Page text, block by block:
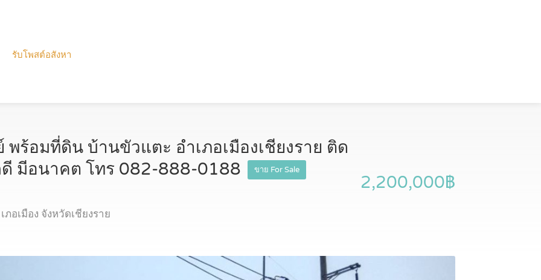
รับโพสต์อสังหา
ร้อมที่ดิน บ้านขัวแตะ อำเภอเมืองเชียงราย ติด
มีอนาคต โทร 082-888-0188
ขาย For Sale
อเมือง จังหวัดเชียงราย
2,200,000฿